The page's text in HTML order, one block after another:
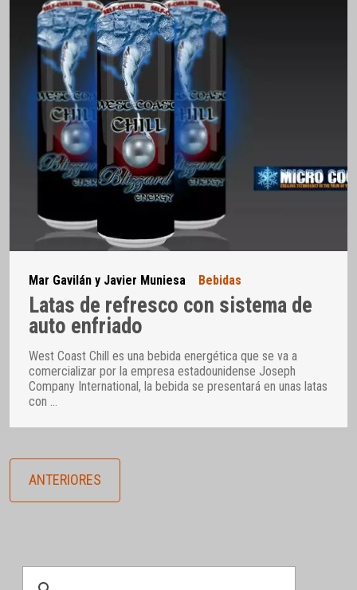
Mar Gavilán y Javier Muniesa Bebidas
Latas de refresco con sistema de
auto enfriado
West Coast Chill es una bebida energética que se va a
comercializar por la empresa estadounidense Joseph
Company International, la bebida se presentará en unas latas
con
ANTERIORES